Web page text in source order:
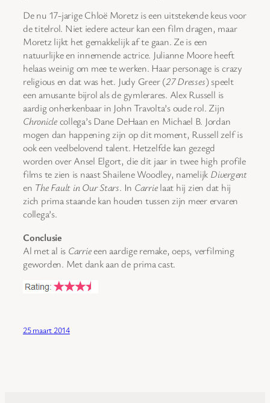
De nu 17-jarige Chloë Moretz is een uitstekende keus voor
de titelrol. Niet iedere acteur kan een film dragen, maar
Moretz lijkt het gemakkelijk af te gaan. Ze is een
natuurlijke en innemende actrice. Julianne Moore heeft
helaas weinig om mee te werken. Haar personage is crazy
religious en dat was het. Judy Greer (27 Dresses) speelt
een amusante bijrol als de gymlerares. Alex Russell is
aardig onherkenbaar in John Travolta’s oude rol. Zijn
Chroniclecollega’s Dane DeHaan en Michael B. Jordan
mogen dan happening zijn op dit moment, Russell zelf is
ook een veelbelovend talent. Hetzelfde kan gezegd
worden over Ansel Elgort, die dit jaar in twee high profile
films te zien is naast Shailene Woodley, namelijk Divergent
en The Fault in Our Stars. In Carrielaat hij zien dat hij
zich prima staande kan houden tussen zijn meer ervaren
collega’s.
Conclusie
Al met al is Carrieeen aardige remake, oeps, verfilming
geworden. Met dank aan de prima cast.
25 maart 2014